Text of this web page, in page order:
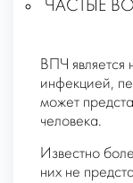
ЧАСТЫЕ
ВПЧ является
инфекцией,
может
человека.
Известно
них не